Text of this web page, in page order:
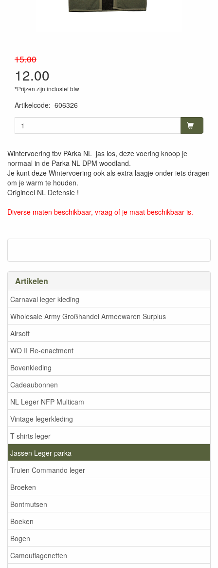
Artikelen
Carnaval leger kleding
Wholesale Army Großhandel Armeewaren Surplus
Airsoft
WO II Re-enactment
Bovenkleding
Cadeaubonnen
NL Leger NFP Multicam
Vintage legerkleding
T-shirts leger
Jassen Leger parka
Truien Commando leger
Broeken
Bontmutsen
Boeken
Bogen
Camouflagenetten
15.00
12.00
*Prijzen zijn inclusief btw
Artikelcode: 606326
Wintervoering tbv PArka NL jas los, deze voering knoop je
normaal in de Parka NL DPM woodland.
Je kunt deze Wintervoering ook als extra laagje onder iets dragen
om je warm te houden.
Origineel NL Defensie !
Diverse maten beschikbaar, vraag of je maat beschikbaar is.